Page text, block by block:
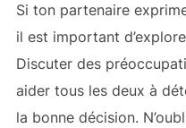
Si ton partenaire
il est important
Discuter des
aider tous les deux à
la bonne décision.